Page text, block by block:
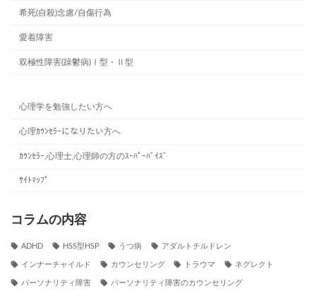
希死(自殺)念慮/自傷行為
愛着障害
双極性障害(躁鬱病)Ⅰ型・Ⅱ型
心理学を勉強したい方へ
心理ｶｳﾝｾﾗｰになりたい方へ
ｶｳﾝｾﾗｰ,心理士,心理師の方のｽｰﾊﾟｰﾊﾞｲｽﾞ
ｻｲﾄﾏｯﾌﾟ
コラムの内容
ADHD HSS型HSP うつ病 アダルトチルドレン
インナーチャイルド カウンセリング トラウマ ネグレクト
パーソナリティ障害 パーソナリティ障害のカウンセリング